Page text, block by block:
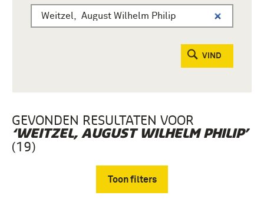
VIND
GEVONDEN RESULTATEN VOOR
‘WEITZEL, AUGUST WILHELM PHILIP’
(19)
Toon filters